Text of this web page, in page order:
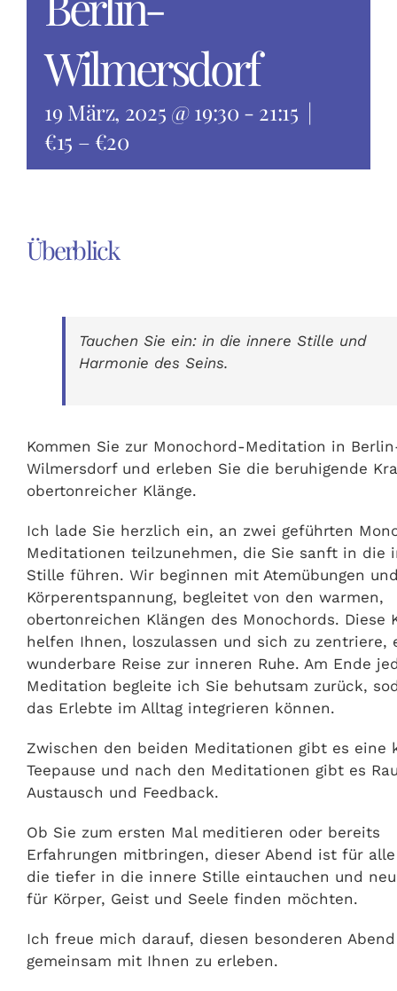
Wilmersdorf
19 März, 2025 @ 19:30 - 21:15 |
€15 – €20
Überblick
Tauchen Sie ein: in die innere Stille und
Harmonie des Seins.
Kommen Sie zur Monochord-Meditation in
Wilmersdorf und erleben Sie die beruhigende
obertonreicher Klänge.
Ich lade Sie herzlich ein, an zwei geführten
Meditationen teilzunehmen, die Sie sanft in die
Stille führen. Wir beginnen mit Atemübungen
Körperentspannung, begleitet von den warmen,
obertonreichen Klängen des Monochords. Diese
helfen Ihnen, loszulassen und sich zu zentriere,
wunderbare Reise zur inneren Ruhe. Am Ende
Meditation begleite ich Sie behutsam zurück,
das Erlebte im Alltag integrieren können.
Zwischen den beiden Meditationen gibt es eine
Teepause und nach den Meditationen gibt es
Austausch und Feedback.
Ob Sie zum ersten Mal meditieren oder bereits
Erfahrungen mitbringen, dieser Abend ist für
die tiefer in die innere Stille eintauchen und
für Körper, Geist und Seele finden möchten.
Ich freue mich darauf, diesen besonderen Abend
gemeinsam mit Ihnen zu erleben.